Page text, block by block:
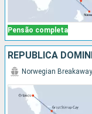
Pensão completa
Norwegian Breakaway